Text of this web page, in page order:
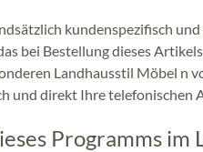
kundenspezifisch
bei Bestellung dieses
Landhausstil Möbel
und direkt Ihre
Programms im